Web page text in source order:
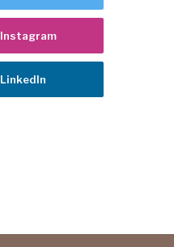
Instagram
LinkedIn